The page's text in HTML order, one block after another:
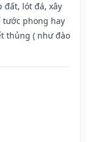
đất, lót đá, xây
tước phong hay
thủng ( như đào